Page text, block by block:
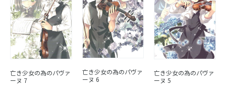
亡き少女の為のパヴァ
ーヌ 7
亡き少女の為のパヴァ
ーヌ 6
亡き少女の為のパヴァ
ーヌ 5